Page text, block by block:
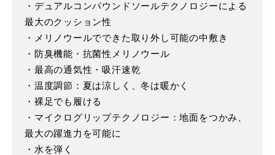
・デュアルコンパウンドソールテクノロジーによる
最⼤のクッション性
・メリノウールでできた取り外し可能の中敷き
・防臭機能・抗菌性メリノウール
・最⾼の通気性・吸汗速乾
・温度調節：夏は涼しく、冬は暖かく
・裸⾜でも履ける
・マイクログリップテクノロジー：地⾯をつかみ、
最⼤の躍進⼒を可能に
・⽔を弾く